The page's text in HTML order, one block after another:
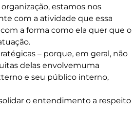
estamos nos
com a atividade que essa
a forma como ela quer que o
– porque, em geral, não
delas envolvemuma
e seu público interno,
o entendimento a respeito